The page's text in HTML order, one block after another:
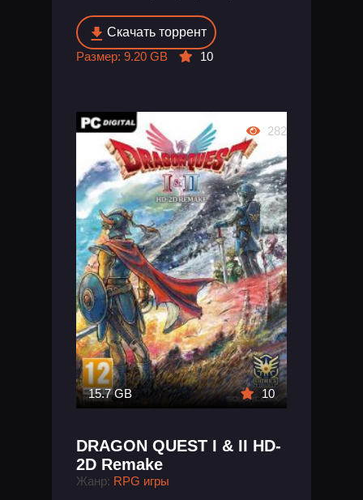
Скачать торрент
Размер: 9.20 GB
10
15.7 GB 10
DRAGON QUEST I & II HD-
2D Remake
Жанр: RPG игры
282